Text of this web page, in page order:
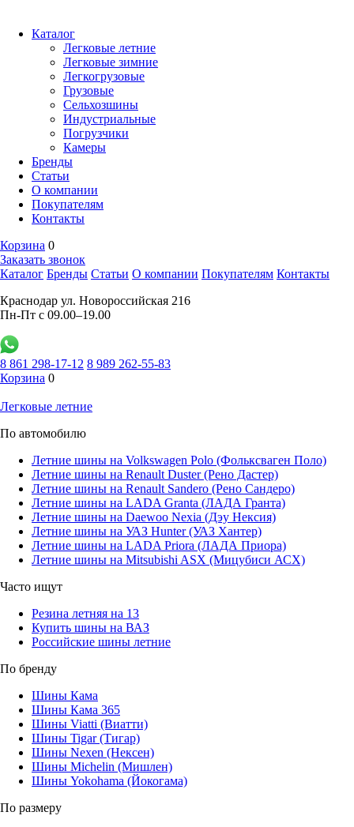
Каталог
Легковые летние
Легковые зимние
Легкогрузовые
Грузовые
Сельхозшины
Индустриальные
Погрузчики
Камеры
Бренды
Статьи
О компании
Покупателям
Контакты
Корзина 0
Заказать звонок
Каталог Бренды Статьи О компании Покупателям Контакты
Краснодар ул. Новороссийская 216
Пн-Пт с 09.00–19.00
8 861 298-17-12 8 989 262-55-83
Корзина 0
Легковые летние
По автомобилю
Летние шины на Volkswagen Polo (Фольксваген Поло)
Летние шины на Renault Duster (Рено Дастер)
Летние шины на Renault Sandero (Рено Сандеро)
Летние шины на LADA Granta (ЛАДА Гранта)
Летние шины на Daewoo Nexia (Дэу Нексия)
Летние шины на УАЗ Hunter (УАЗ Хантер)
Летние шины на LADA Priora (ЛАДА Приора)
Летние шины на Mitsubishi ASX (Мицубиси АСХ)
Часто ищут
Резина летняя на 13
Купить шины на ВАЗ
Российские шины летние
По бренду
Шины Кама
Шины Кама 365
Шины Viatti (Виатти)
Шины Tigar (Тигар)
Шины Nexen (Нексен)
Шины Michelin (Мишлен)
Шины Yokohama (Йокогама)
По размеру